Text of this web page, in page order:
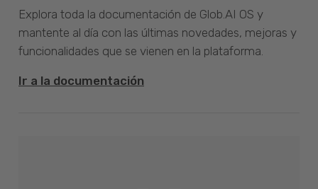
Explora toda la documentación de Glob.AI OS y
mantente al día con las últimas novedades, mejoras y
funcionalidades que se vienen en la plataforma.
Ir a la documentación